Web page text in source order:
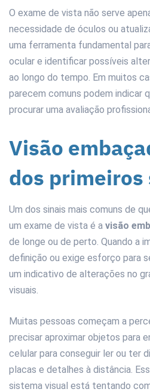
O exame de vista não serve
necessidade de óculos ou
uma ferramenta fundamental
ocular e identificar possíveis
ao longo do tempo. Em muitos
parecem comuns podem indicar
procurar uma avaliação
Visão
dos primeiros
Um dos sinais mais comuns de
um exame de vista é a visão
de longe ou de perto. Quando a
definição ou exige esforço para
um indicativo de alterações no
visuais.
Muitas pessoas começam a
precisar aproximar objetos para
celular para conseguir ler ou ter
placas e detalhes à distância.
sistema visual está tentando